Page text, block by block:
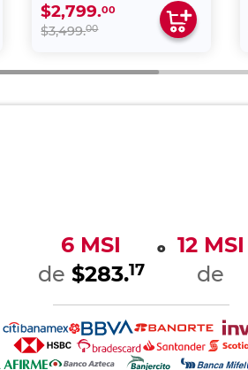
$2,799.00
$3,499.00
6 MSI
de $283.17
o
12 MSI
de